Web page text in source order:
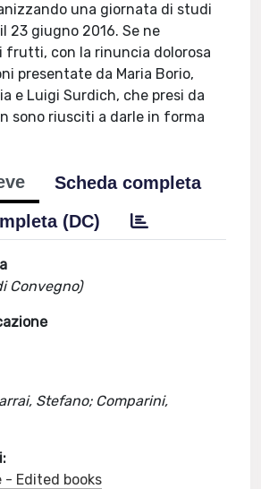
una giornata di studi
23 giugno 2016. Se ne
frutti, con la rinuncia dolorosa
presentate da Maria Borio,
e Luigi Surdich, che presi da
sono riusciti a darle in forma
Scheda completa
(DC)
Convegno)
Stefano; Comparini,
- Edited books